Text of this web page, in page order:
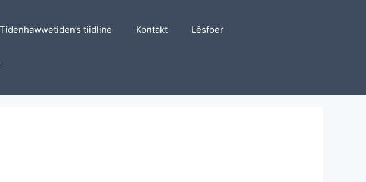
Tidenhawwetiden’s tiidline Kontakt Lêsfoer